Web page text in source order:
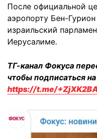
После официальной
аэропорту Бен-
израильский
Иерусалиме.
ТГ-канал Фокуса
чтобы подписаться
https://t.me/